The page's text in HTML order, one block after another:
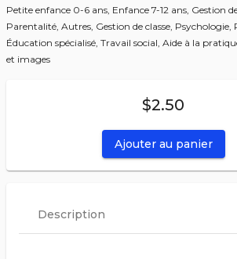
Petite enfance 0-6 ans, Enfance 7-12 ans, Gestion
Parentalité, Autres, Gestion de classe, Psychologie,
Éducation spécialisé, Travail social, Aide à la
et images
$2.50
Ajouter au panier
Description